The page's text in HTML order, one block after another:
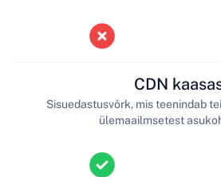
CDN
Sisuedastusvõrk, mis teenindab
ülemaailmsetest